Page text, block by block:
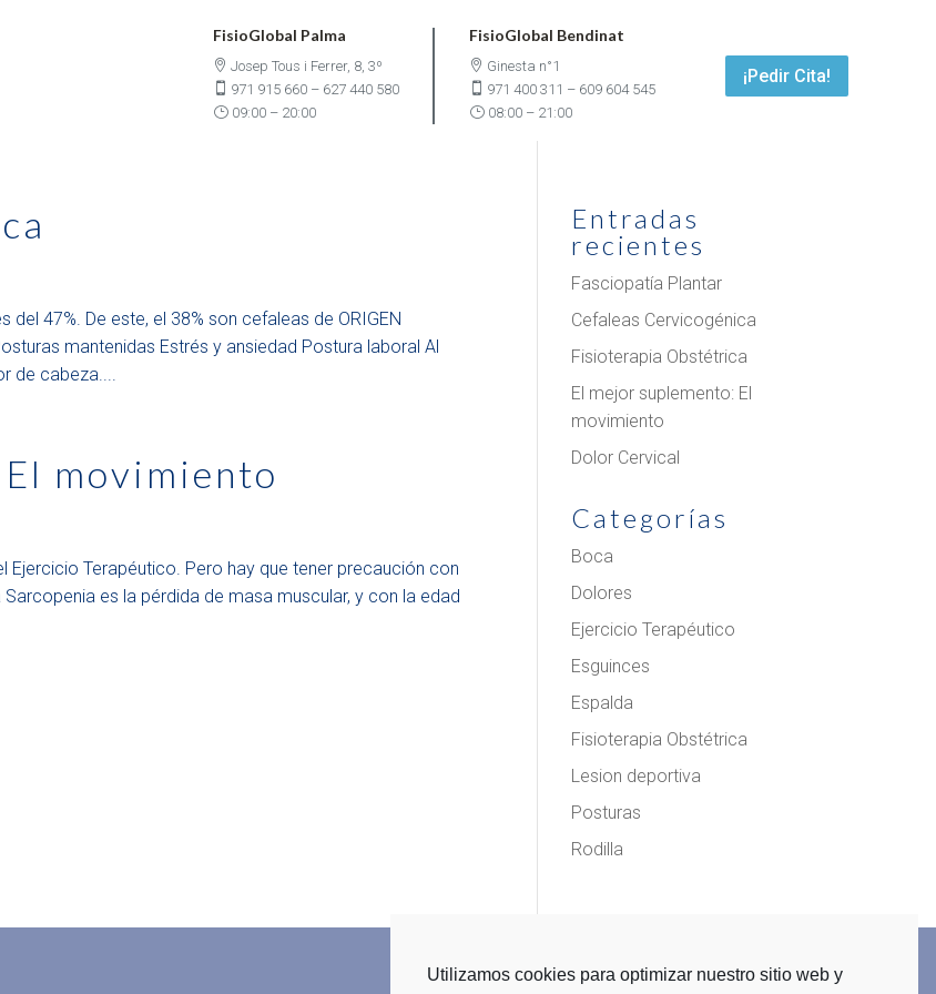
Utilizamos cookies para optimizar nuestro sitio web y
FisioGlobal Palma
 Josep Tous i Ferrer, 8, 3º
 971 915 660 – 627 440 580
} 09:00 – 20:00
FisioGlobal Bendinat
 Ginesta n°1
 971 400 311 – 609 604 545
}08:00 – 21:00
¡Pedir Cita!
47%. De este, el 38% son cefaleas de ORIGEN
mantenidas Estrés y ansiedad Postura laboral Al
de cabeza....
movimiento
Ejercicio Terapéutico. Pero hay que tener precaución con
es la pérdida de masa muscular, y con la edad
Entradas
recientes
Fasciopatía Plantar
Cefaleas Cervicogénica
Fisioterapia Obstétrica
El mejor suplemento: El
movimiento
Dolor Cervical
Categorías
Boca
Dolores
Ejercicio Terapéutico
Esguinces
Espalda
Fisioterapia Obstétrica
Lesion deportiva
Posturas
Rodilla